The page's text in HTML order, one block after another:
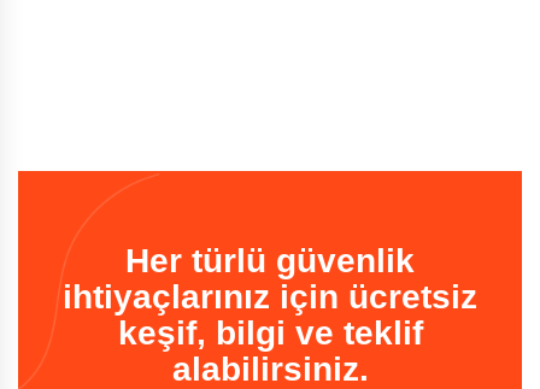
Her türlü güvenlik
ihtiyaçlarınız için ücretsiz
keşif, bilgi ve teklif
alabilirsiniz.